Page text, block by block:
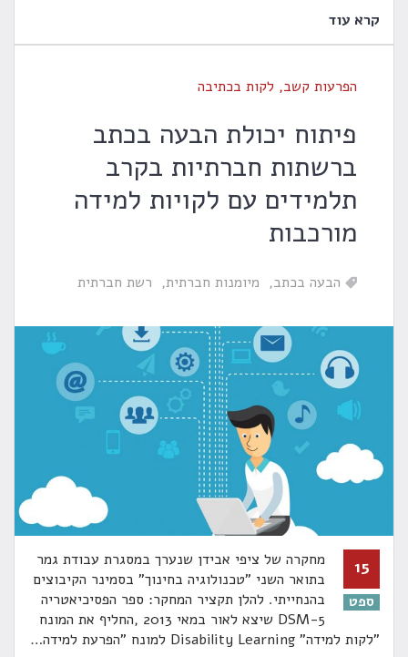
קרא עוד
הפרעות קשב, לקות בכתיבה
פיתוח יכולת הבעה בכתב
ברשתות חברתיות בקרב
תלמידים עם לקויות למידה
מורכבות
הבעה בכתב מיומנות חברתית רשת חברתית
15
ספט
מחקרה של ציפי אבידן שנערך במסגרת עבודת גמר
בתואר השני "טכנולוגיה בחינוך" בסמינר הקיבוצים
בהנחייתי. להלן תקציר המחקר: ספר הפסיכיאטריה
5-DSM שיצא לאור במאי 2013 ,החליף את המונח
"לקות למידה" Disability Learning למונח "הפרעת למידה
…